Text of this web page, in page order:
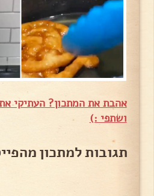
אהבת את המתכון? העתיקי
ושתפי :)
תגובות למתכון